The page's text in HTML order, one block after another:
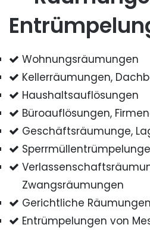
Wohnungsräumungen
Kellerräumungen,
Haushaltsauflösungen
Büroauflösungen,
Geschäftsräumunge,
Zwangsräumungen
Gerichtliche Räumungen
Entrümpelungen von